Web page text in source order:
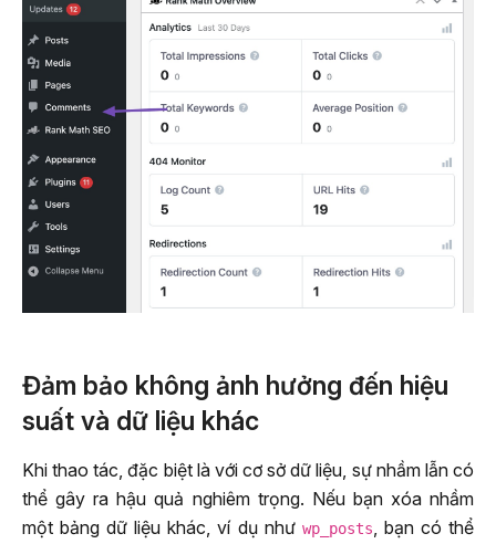
Đảm bảo không ảnh hưởng đến hiệu
suất và dữ liệu khác
Khi thao tác, đặc biệt là với cơ sở dữ liệu, sự nhầm lẫn có
thể gây ra hậu quả nghiêm trọng. Nếu bạn xóa nhầm
một bảng dữ liệu khác, ví dụ như wp_posts
, bạn có thể